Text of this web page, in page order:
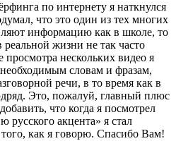
по интернету я наткнулся
что это один из тех многих
информацию как в школе, то
реальной жизни не так часто
просмотра нескольких видео я
словам и фразам,
речи, в то время как в
Это, пожалуй, главный плюс
что когда я посмотрел
русского акцента» я стал
как я говорю. Спасибо Вам!